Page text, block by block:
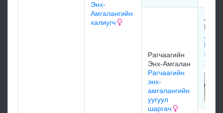
Энх-
Амгалангийн
халиугч
Рагчаагийн
Энх-Амгалан
Рагчаагийн
энх-
амгалангийн
уугуул
шаргач
хар
1977